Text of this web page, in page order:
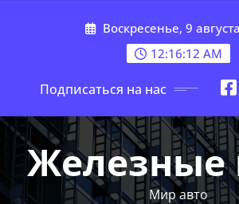
Воскресенье, 9
12:16:13 AM
Подписаться на нас
Железные
Мир авто